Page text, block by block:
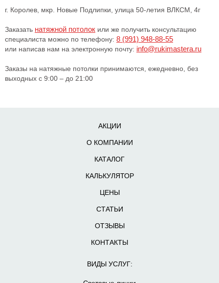
г. Королев, мкр. Новые Подлипки, улица 50-летия ВЛКСМ, 4г
Заказать натяжной потолок или же получить консультацию
специалиста можно по телефону: 8 (991) 948-88-55
или написав нам на электронную почту: info@rukimastera.ru
Заказы на натяжные потолки принимаются, ежедневно, без
выходных с 9:00 – до 21:00
АКЦИИ
О КОМПАНИИ
КАТАЛОГ
КАЛЬКУЛЯТОР
ЦЕНЫ
СТАТЬИ
ОТЗЫВЫ
КОНТАКТЫ
ВИДЫ УСЛУГ: